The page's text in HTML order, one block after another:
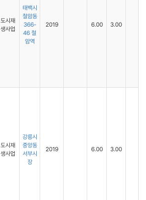
도시재
생사업
태백시
철암동
366-
46 철
암역
2019 6.00 3.00
도시재
생사업
강릉시
중앙동
서부시
장
2019 6.00 3.00